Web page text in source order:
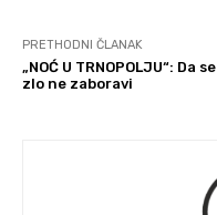
PRETHODNI ČLANAK
„NOĆ U TRNOPOLJU“: Da se
zlo ne zaboravi